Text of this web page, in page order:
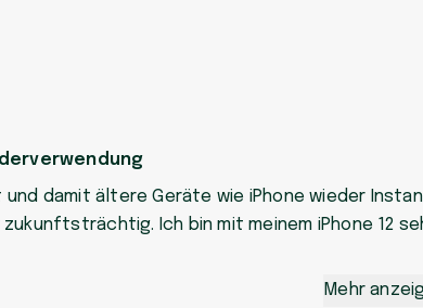
damit ältere Geräte wie iPhone wieder
Ich bin mit meinem iPhone 12
Mehr